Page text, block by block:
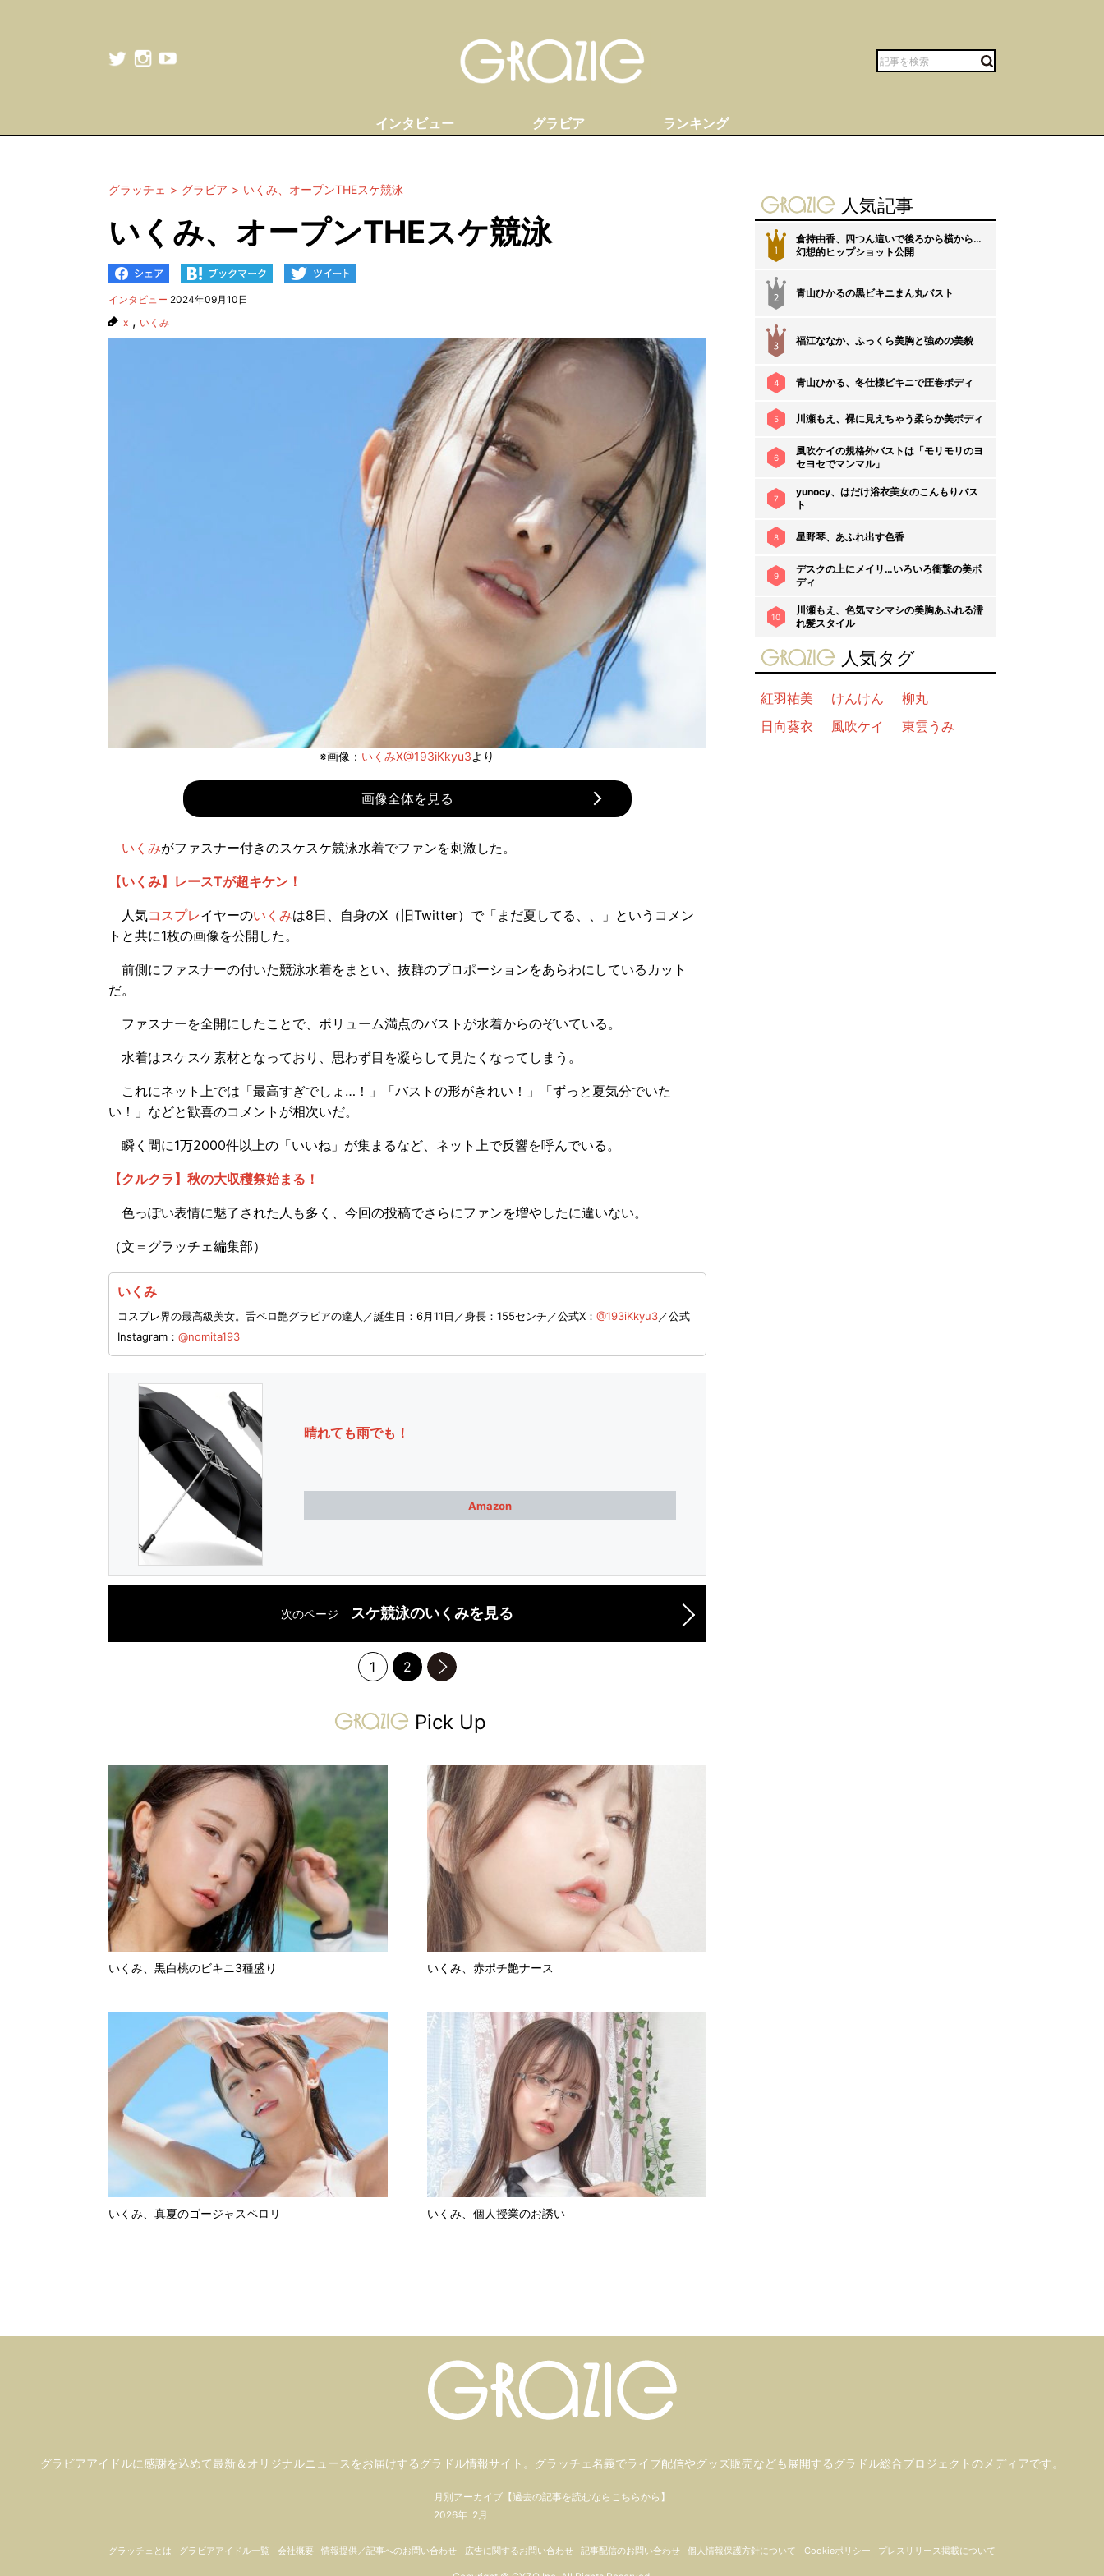
インタビュー グラビア ランキング
グラッチェ グラビア いくみ、オープンTHEスケ競泳
いくみ、オープンTHEスケ競泳
インタビュー 2024年09月10日
x , いくみ
※画像： いくみX@193iKkyu3より
画像全体を見る
いくみがファスナー付きのスケスケ競泳水着でファンを刺激した。
【いくみ】レースTが超キケン！
人気コスプレイヤーのいくみは8日、自身のX（旧Twitter）で「まだ夏してる、、」というコメン
トと共に1枚の画像を公開した。
前側にファスナーの付いた競泳水着をまとい、抜群のプロポーションをあらわにしているカット
だ。
ファスナーを全開にしたことで、ボリューム満点のバストが水着からのぞいている。
水着はスケスケ素材となっており、思わず目を凝らして見たくなってしまう。
これにネット上では「最高すぎでしょ…！」「バストの形がきれい！」「ずっと夏気分でいた
い！」などと歓喜のコメントが相次いだ。
瞬く間に1万2000件以上の「いいね」が集まるなど、ネット上で反響を呼んでいる。
【クルクラ】秋の大収穫祭始まる！
色っぽい表情に魅了された人も多く、今回の投稿でさらにファンを増やしたに違いない。
（文＝グラッチェ編集部）
いくみ
コスプレ界の最高級美女。舌ペロ艶グラビアの達人／誕生日：6月11日／身長：155センチ／公式X： @193iKkyu3／公式
Instagram： @nomita193
晴れても雨でも！
Amazon
次のページ スケ競泳のいくみを見る
1 2
次のページへ
gravure-grazie
Pick Up
いくみ、黒白桃のビキニ3種盛り いくみ、赤ポチ艶ナース
いくみ、真夏のゴージャスペロリ いくみ、個人授業のお誘い
gravure-grazie
人気記事
1
倉持由香、四つん這いで後ろから横から…
幻想的ヒップショット公開
青山ひかるの黒ビキニまん丸バスト
福江ななか、ふっくら美胸と強めの美貌
4 青山ひかる、冬仕様ビキニで圧巻ボディ
5 川瀬もえ、裸に見えちゃう柔らか美ボディ
6
風吹ケイの規格外バストは「モリモリのヨ
セヨセでマンマル」
7
yunocy、はだけ浴衣美女のこんもりバス
ト
8 星野琴、あふれ出す色香
9
デスクの上にメイリ…いろいろ衝撃の美ボ
ディ
10
川瀬もえ、色気マシマシの美胸あふれる濡
れ髪スタイル
gravure-grazie
人気タグ
紅羽祐美 けんけん
柳丸
日向葵衣
風吹ケイ 東雲うみ
グラビアアイドルに感謝を込めて最新＆オリジナルニュースをお届けするグラドル情報サイト。 グラッチェ名義でライブ配信やグッズ販売なども展開するグラドル総合プロジェクトのメディアです。
月別アーカイブ【過去の記事を読むならこちらから】
2026年 2月
グラッチェとは グラビアアイドル一覧 会社概要 情報提供／記事へのお問い合わせ 広告に関するお問い合わせ 記事配信のお問い合わせ 個人情報保護方針について Cookieポリシー プレスリリース掲載について